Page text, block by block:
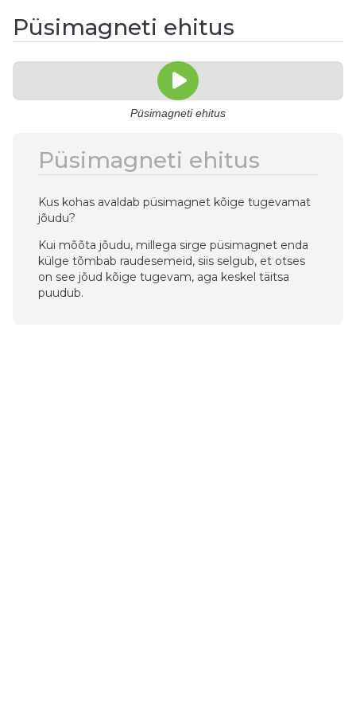
Püsimagneti ehitus
Püsimagneti ehitus
Püsimagneti ehitus
Kus kohas avaldab püsimagnet kõige tugevamat
jõudu?
Kui mõõta jõudu, millega sirge püsimagnet enda
külge tõmbab raudesemeid, siis selgub, et otses
on see jõud kõige tugevam, aga keskel täitsa
puudub.